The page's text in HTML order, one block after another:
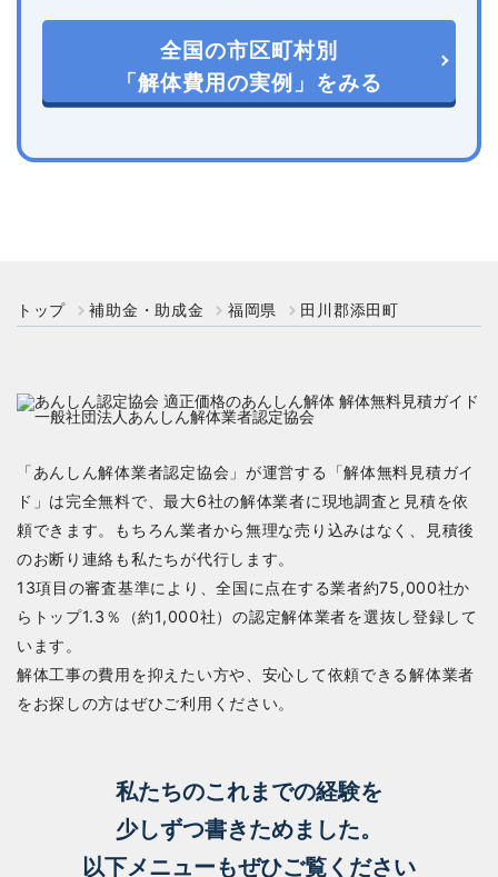
全国の市区町村別
「解体費用の実例」をみる
トップ 補助金・助成金 福岡県 田川郡添田町
「あんしん解体業者認定協会」が運営する「解体無料見積ガイ
ド」は完全無料で、最大6社の解体業者に現地調査と見積を依
頼できます。もちろん業者から無理な売り込みはなく、見積後
のお断り連絡も私たちが代行します。
13項目の審査基準により、全国に点在する業者約75,000社か
らトップ1.3％（約1,000社）の認定解体業者を選抜し登録して
います。
解体工事の費用を抑えたい方や、安心して依頼できる解体業者
をお探しの方はぜひご利用ください。
私たちのこれまでの経験を
少しずつ書きためました。
以下メニューもぜひご覧ください